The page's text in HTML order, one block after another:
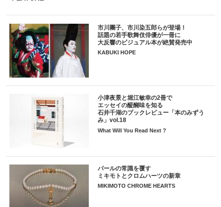
市川團子、市川染五郎らが登場！
話題の若手歌舞伎俳優が一冊に
大反響のビジュアル本が絶賛発売中
KABUKI HOPE
小津夜景と堀江敏幸の2冊で
エッセイの醍醐味を知る
石井千湖のブックレビュー「本のみずう
み」vol.18
What Will You Read Next ?
パールの常識を覆す
ミキモトとクロムハーツの新章
MIKIMOTO CHROME HEARTS